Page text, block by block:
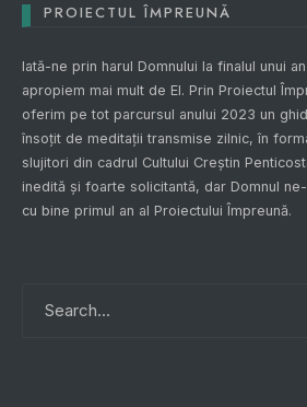
PROIECTUL ÎMPREUNĂ
Iată-ne prin harul Domnului la finalul unui
apropiem mai mult de El. Prin Proiectul
oferim pe tot parcursul anului 2023 un
însoțit de meditații transmise zilnic, în
slujitori din cadrul Cultului Creștin
inedită și foarte solicitantă, dar Domnul
cu bine primul an al Proiectului Împreună.